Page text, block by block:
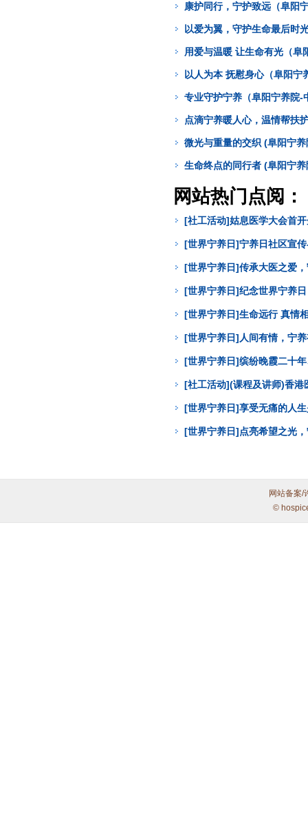
康护同行，宁护致远（阜阳
以爱为翼，守护生命最后时
用爱与温暖 让生命有光（阜
以人为本 抚慰身心（阜阳
专业守护宁养（阜阳宁养院-
点滴宁养暖人心，温情帮扶
微光与重量的交织 (阜阳宁
生命终点的同行者 (阜阳宁
网站热门点阅：
[社工活动]姑息医学大会首
[世界宁养日]宁养日社区宣
[世界宁养日]传承大医之爱
[世界宁养日]纪念世界宁养
[世界宁养日]生命远行 真情
[世界宁养日]人间有情，宁
[世界宁养日]缤纷晚霞二十
[社工活动](课程及讲师)香
[世界宁养日]享受无痛的人
[世界宁养日]点亮希望之光
网站备案/
©